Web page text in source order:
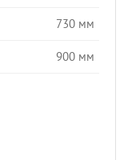
730 мм
900 мм